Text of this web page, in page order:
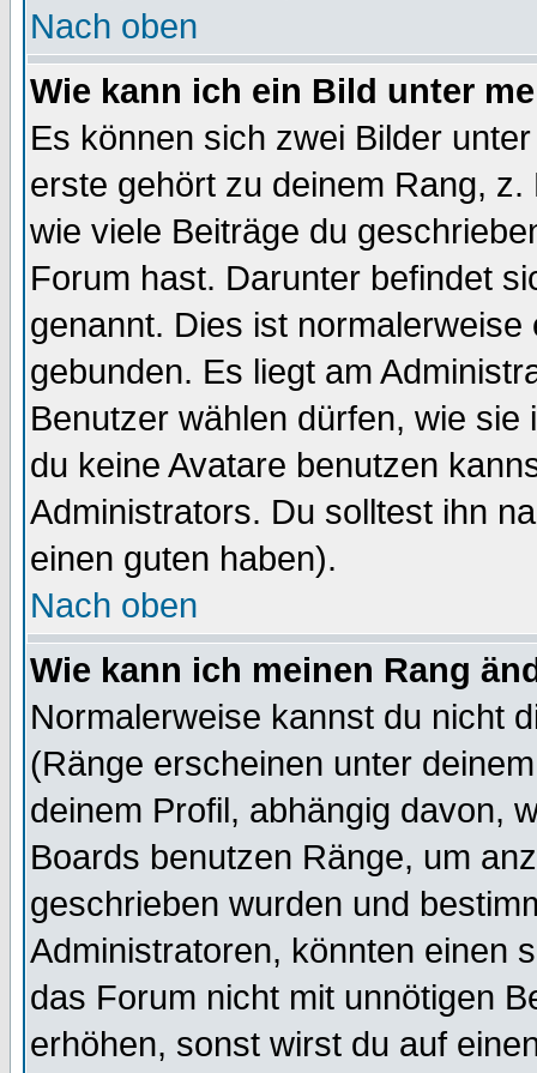
Nach oben
Wie kann ich ein Bild unter
Es können sich zwei Bilder
erste gehört zu deinem Rang,
wie viele Beiträge du
Forum hast. Darunter befindet
genannt. Dies ist
gebunden. Es liegt am
Benutzer wählen dürfen, wie
du keine Avatare benutzen
Administrators. Du solltest ihn
einen guten haben).
Nach oben
Wie kann ich meinen Rang
Normalerweise kannst du nicht
(Ränge erscheinen unter
deinem Profil, abhängig davon,
Boards benutzen Ränge, um
geschrieben wurden und
Administratoren, könnten einen
das Forum nicht mit unnötigen
erhöhen, sonst wirst du auf